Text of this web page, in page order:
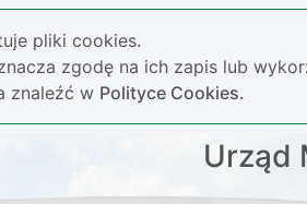
pliki cookies.
zgodę na ich zapis lub
znaleźć w Polityce Cookies.
Urząd